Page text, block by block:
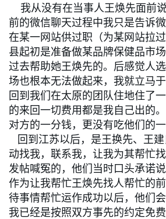
我从没有在当事人王焕先面前
前的微信聊天过程中我只是告诉
在某一网站供过职（为某网站拉
县起初是准备做某品牌保健品市
过去帮助她王焕先的。后感觉人
场也根本无法做起来，我就立马
回到我们在太原的团队住地住了
的来回一切费用都是我自己出的
对方的一分钱，更没有吃他们的一
回到江苏以后，是王换先、王
动找我，联系我，让我为其帮忙
发帖喊冤的，他们当时口头承诺
作为让我帮忙王焕先找人帮忙的
待事情帮忙运作成功以后，他们
我已经是按照双方事先的约定免